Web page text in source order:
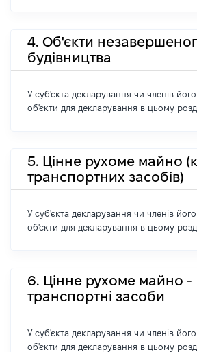
4. Об'єкти
будівництва
У суб'єкта декларування чи членів його
об'єкти для декларування в цьому
5. Цінне рухоме майно
транспортних засобів)
У суб'єкта декларування чи членів його
об'єкти для декларування в цьому
6. Цінне рухоме майно -
транспортні засоби
У суб'єкта декларування чи членів його
об'єкти для декларування в цьому